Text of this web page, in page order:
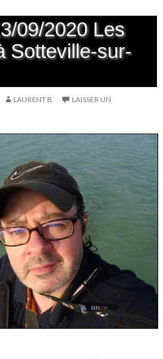
09/2020 Les
Sotteville-sur-
LAURENT B.
LAISSER UN